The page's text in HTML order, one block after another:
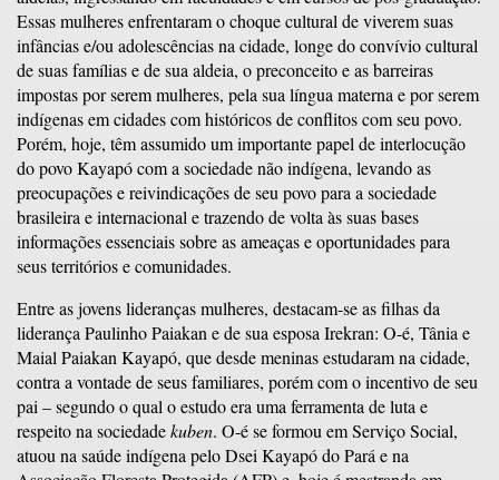
Essas mulheres enfrentaram o choque cultural de viverem suas
infâncias e/ou adolescências na cidade, longe do convívio cultural
de suas famílias e de sua aldeia, o preconceito e as barreiras
impostas por serem mulheres, pela sua língua materna e por serem
indígenas em cidades com históricos de conflitos com seu povo.
Porém, hoje, têm assumido um importante papel de interlocução
do povo Kayapó com a sociedade não indígena, levando as
preocupações e reivindicações de seu povo para a sociedade
brasileira e internacional e trazendo de volta às suas bases
informações essenciais sobre as ameaças e oportunidades para
seus territórios e comunidades.
Entre as jovens lideranças mulheres, destacam-se as filhas da
liderança Paulinho Paiakan e de sua esposa Irekran: O-é, Tânia e
Maial Paiakan Kayapó, que desde meninas estudaram na cidade,
contra a vontade de seus familiares, porém com o incentivo de seu
pai – segundo o qual o estudo era uma ferramenta de luta e
respeito na sociedadekuben. O-é se formou em Serviço Social,
atuou na saúde indígena pelo Dsei Kayapó do Pará e na